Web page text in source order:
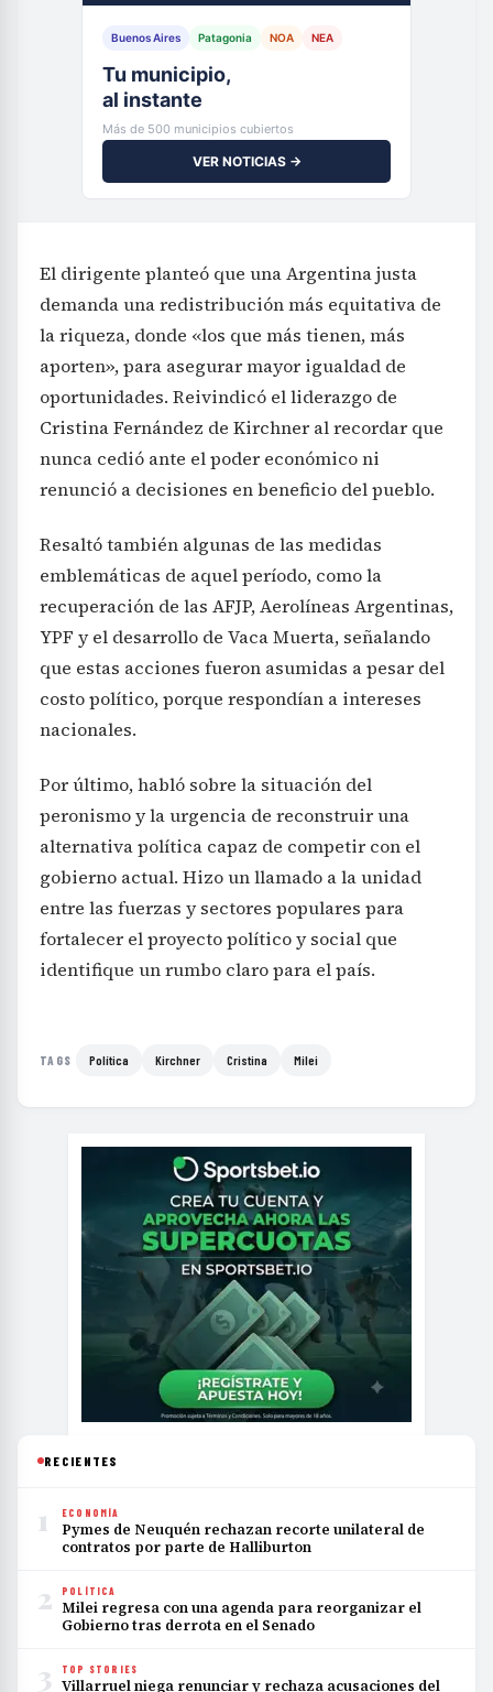
Buenos Aires Patagonia NOA NEA
Tu municipio,
al instante
Más de 500 municipios cubiertos
VER NOTICIAS →
El dirigente planteó que una Argentina justa
demanda una redistribución más equitativa de
la riqueza, donde «los que más tienen, más
aporten», para asegurar mayor igualdad de
oportunidades. Reivindicó el liderazgo de
Cristina Fernández de Kirchner al recordar que
nunca cedió ante el poder económico ni
renunció a decisiones en beneficio del pueblo.
Resaltó también algunas de las medidas
emblemáticas de aquel período, como la
recuperación de las AFJP, Aerolíneas Argentinas,
YPF y el desarrollo de Vaca Muerta, señalando
que estas acciones fueron asumidas a pesar del
costo político, porque respondían a intereses
nacionales.
Por último, habló sobre la situación del
peronismo y la urgencia de reconstruir una
alternativa política capaz de competir con el
gobierno actual. Hizo un llamado a la unidad
entre las fuerzas y sectores populares para
fortalecer el proyecto político y social que
identifique un rumbo claro para el país.
TAGS Política Kirchner Cristina Milei
RECIENTES
1 ECONOMÍA
Pymes de Neuquén rechazan recorte unilateral de
contratos por parte de Halliburton
2 POLÍTICA
Milei regresa con una agenda para reorganizar el
Gobierno tras derrota en el Senado
3 TOP STORIES
Villarruel niega renunciar y rechaza acusaciones del